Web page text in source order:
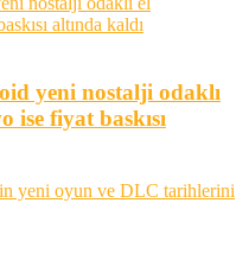
yeni nostalji odaklı
ise fiyat baskısı